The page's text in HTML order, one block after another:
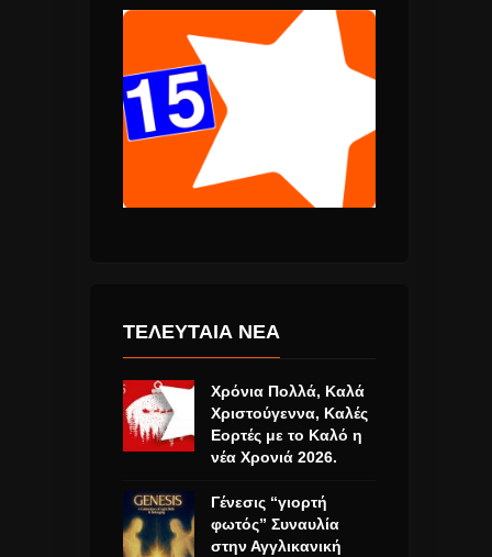
ΤΕΛΕΥΤΑΙΑ ΝΕΑ
Χρόνια Πολλά, Καλά
Χριστούγεννα, Καλές
Εορτές με το Καλό η
νέα Χρονιά 2026.
Γένεσις “γιορτή
φωτός” Συναυλία
στην Αγγλικανική